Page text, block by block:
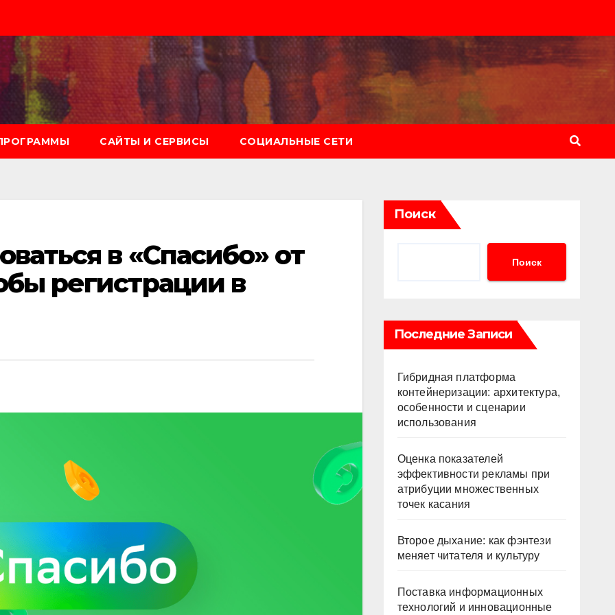
САЙТЫ И СЕРВИСЫ СОЦИАЛЬНЫЕ СЕТИ
в «Спасибо» от
регистрации в
Поиск
Поиск
Последние Записи
Гибридная платформа
контейнеризации: архитектура,
особенности и сценарии
использования
Оценка показателей
эффективности рекламы при
атрибуции множественных
точек касания
Второе дыхание: как фэнтези
меняет читателя и культуру
Поставка информационных
технологий и инновационные